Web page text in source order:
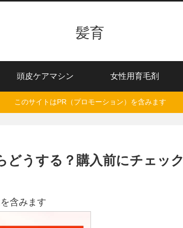
髪育
頭皮ケアマシン 女性用育毛剤
このサイトはPR（プロモーション）を含みます
うする？購入前にチェック
含みます